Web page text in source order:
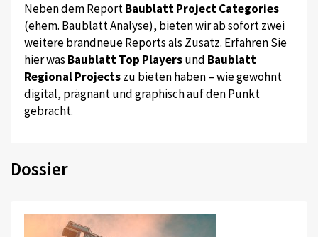
Neben dem ReportBaublatt Project Categories
(ehem. Baublatt Analyse), bieten wir ab sofort zwei
weitere brandneue Reports als Zusatz. Erfahren Sie
hier was Baublatt Top Playersund Baublatt
Regional Projectszu bieten haben – wie gewohnt
digital, prägnant und graphisch auf den Punkt
gebracht.
Dossier